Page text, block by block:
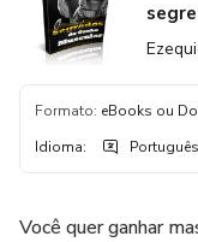
Formato: eBooks ou
Idioma: Português
Você quer ganhar